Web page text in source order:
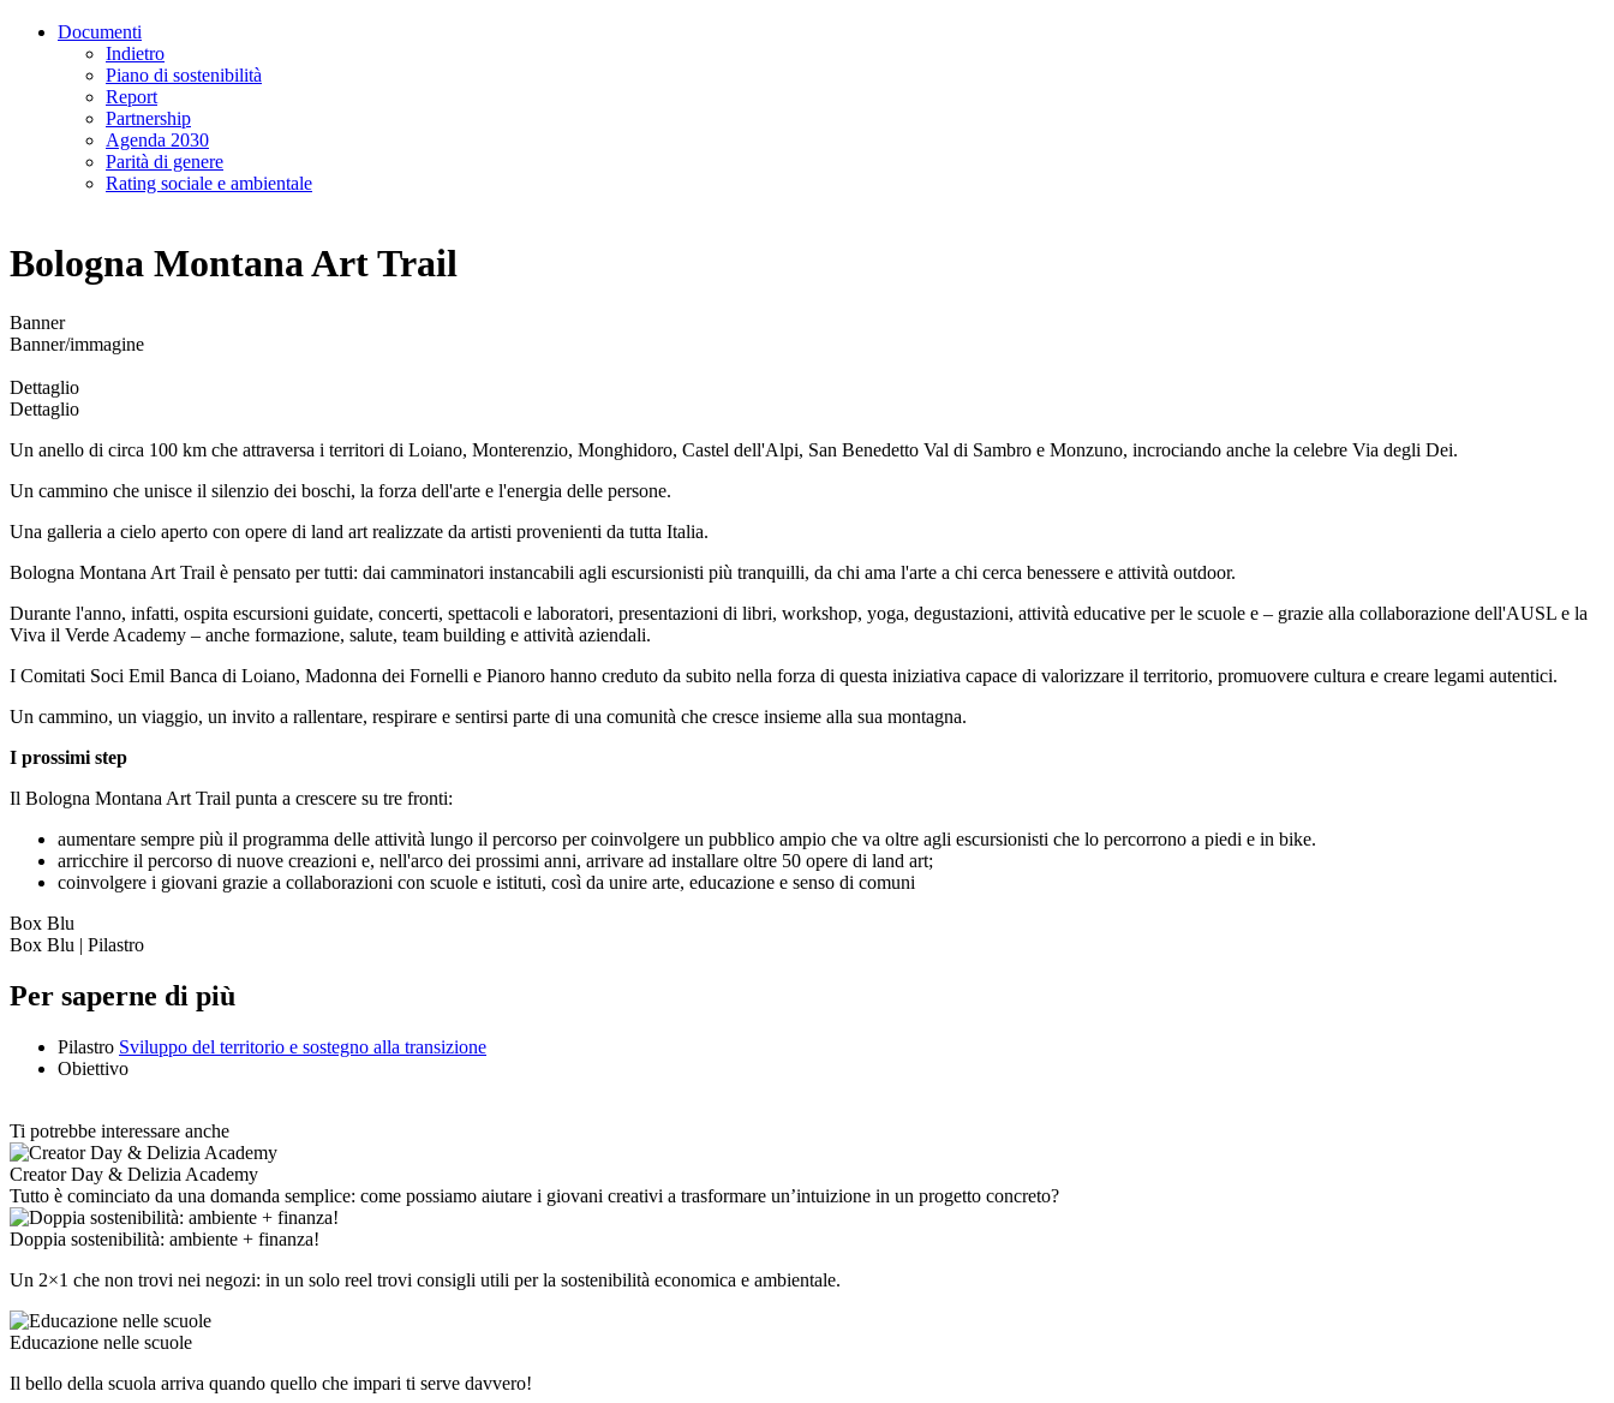
Documenti
Indietro
Piano di sostenibilità
Report
Partnership
Agenda 2030
Parità di genere
Rating sociale e ambientale
Bologna Montana Art Trail
Banner
Banner/immagine
Dettaglio
Dettaglio
Un anello di circa 100 km che attraversa i territori di Loiano, Monterenzio, Monghidoro, Castel dell'Alpi, San Benedetto Val di Sambro e Monzuno, incrociando anche la celebre Via degli Dei.
Un cammino che unisce il silenzio dei boschi, la forza dell'arte e l'energia delle persone.
Una galleria a cielo aperto con opere di land art realizzate da artisti provenienti da tutta Italia.
Bologna Montana Art Trail è pensato per tutti: dai camminatori instancabili agli escursionisti più tranquilli, da chi ama l'arte a chi cerca benessere e attività outdoor.
Durante l'anno, infatti, ospita escursioni guidate, concerti, spettacoli e laboratori, presentazioni di libri, workshop, yoga, degustazioni, attività educative per le scuole e – grazie alla collaborazione dell'AUSL e la
Viva il Verde Academy – anche formazione, salute, team building e attività aziendali.
I Comitati Soci Emil Banca di Loiano, Madonna dei Fornelli e Pianoro hanno creduto da subito nella forza di questa iniziativa capace di valorizzare il territorio, promuovere cultura e creare legami autentici.
Un cammino, un viaggio, un invito a rallentare, respirare e sentirsi parte di una comunità che cresce insieme alla sua montagna.
I prossimi step
Il Bologna Montana Art Trail punta a crescere su tre fronti:
aumentare sempre più il programma delle attività lungo il percorso per coinvolgere un pubblico ampio che va oltre agli escursionisti che lo percorrono a piedi e in bike.
arricchire il percorso di nuove creazioni e, nell'arco dei prossimi anni, arrivare ad installare oltre 50 opere di land art;
coinvolgere i giovani grazie a collaborazioni con scuole e istituti, così da unire arte, educazione e senso di comuni
Box Blu
Box Blu | Pilastro
Per saperne di più
Pilastro Sviluppo del territorio e sostegno alla transizione
Obiettivo
Ti potrebbe interessare anche
Creator Day & Delizia Academy
Tutto è cominciato da una domanda semplice: come possiamo aiutare i giovani creativi a trasformare un’intuizione in un progetto concreto?
Doppia sostenibilità: ambiente + finanza!
Un 2×1 che non trovi nei negozi: in un solo reel trovi consigli utili per la sostenibilità economica e ambientale.
Educazione nelle scuole
Il bello della scuola arriva quando quello che impari ti serve davvero!